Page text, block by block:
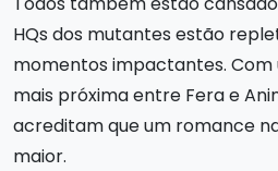
HQs dos mutantes estão
momentos impactantes. Com
mais próxima entre Fera e
acreditam que um romance
maior.